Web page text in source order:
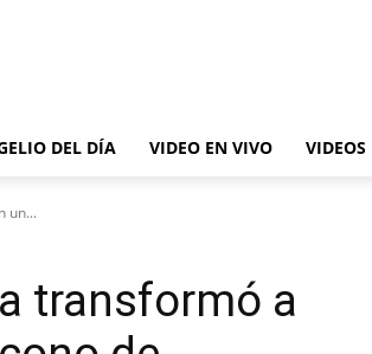
DEL DÍA VIDEO EN VIVO VIDEOS
un...
transformó a